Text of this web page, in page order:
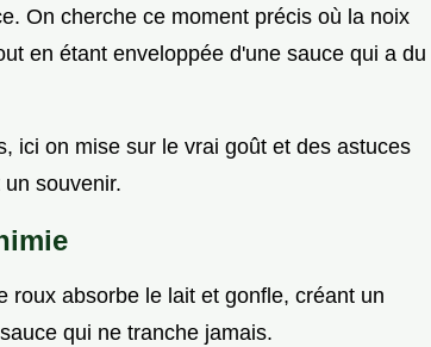
On cherche ce moment précis où la noix
en étant enveloppée d'une sauce qui a du
ici on mise sur le vrai goût et des astuces
souvenir.
roux absorbe le lait et gonfle, créant un
qui ne tranche jamais.